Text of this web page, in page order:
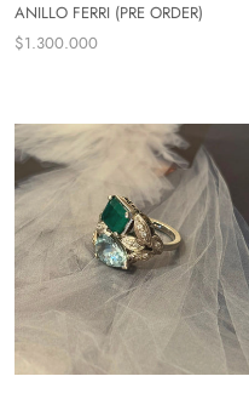
ANILLO FERRI (PRE ORDER)
$1.300.000